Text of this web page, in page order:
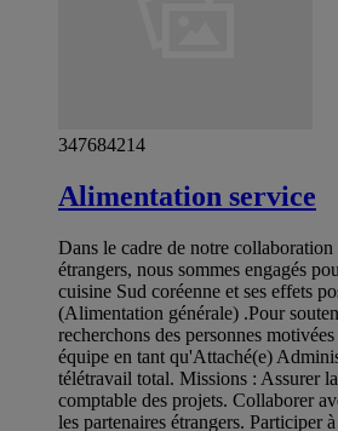
347684214
Alimentation service
Dans le cadre de notre collaboration
étrangers, nous sommes engagés
cuisine Sud coréenne et ses effets
(Alimentation générale) .Pour
recherchons des personnes
équipe en tant qu'Attaché(e)
télétravail total. Missions : Assurer
comptable des projets. Collaborer
les partenaires étrangers. Participer